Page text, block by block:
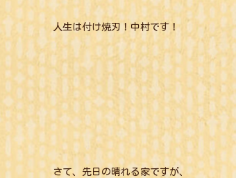
人生は付け焼刃！中村です！
さて、先日の晴れる家ですが、